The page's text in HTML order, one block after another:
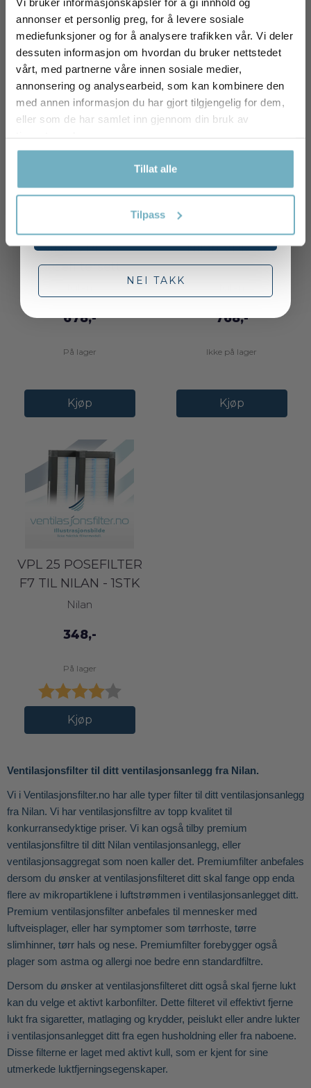
annonser et personlig preg, for å levere sosiale
mediefunksjoner og for å analysere trafikken vår. Vi deler
dessuten informasjon om hvordan du bruker nettstedet
vårt, med partnerne våre innen sosiale medier,
annonsering og analysearbeid, som kan kombinere den
med annen informasjon du har gjort tilgjengelig for dem,
eller som de har samlet inn gjennom din bruk av
Tillat alle
Tilpass
På lager
Kjøp
På lager
Kjøp
Nilan VPL 25
posefiltersett
678,-
På lager
Kjøp
Nilan VPM 120
768,-
Ikke på lager
Kjøp
VPL 25 POSEFILTER
F7 TIL NILAN - 1STK
FILTER
Nilan
348,-
På lager
Karakter:
Kjøp
Ventilasjonsfilter til ditt ventilasjonsanlegg fra Nilan.
Vi i Ventilasjonsfilter.no har alle typer filter til ditt ventilasjonsanlegg
fra Nilan. Vi har ventilasjonsfiltre av topp kvalitet til
konkurransedyktige priser. Vi kan også tilby premium
ventilasjonsfiltre til ditt Nilan ventilasjonsanlegg, eller
ventilasjonsaggregat som noen kaller det. Premiumfilter anbefales
dersom du ønsker at ventilasjonsfilteret ditt skal fange opp enda
flere av mikropartiklene i luftstrømmen i ventilasjonsanlegget ditt.
Premium ventilasjonsfilter anbefales til mennesker med
luftveisplager, eller har symptomer som tørrhoste, tørre
slimhinner, tørr hals og nese. Premiumfilter forebygger også
plager som astma og allergi noe bedre enn standardfiltre.
Dersom du ønsker at ventilasjonsfilteret ditt også skal fjerne lukt
kan du velge et aktivt karbonfilter. Dette filteret vil effektivt fjerne
lukt fra sigaretter, matlaging og krydder, peislukt eller andre lukter
i ventilasjonsanlegget ditt fra egen husholdning eller fra naboene.
Disse filterne er laget med aktivt kull, som er kjent for sine
utmerkede luktfjerningsegenskaper.
påmelding til nyhetsbrev!
FÅ DIN RABATTKODE
NEI TAKK